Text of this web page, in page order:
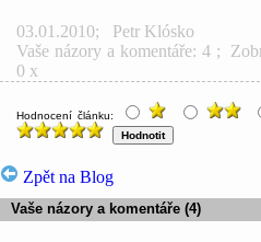
03.01.2010; Petr Klósko
Vaše názory a komentáře: 4;
0 x
Hodnocení článku:
Zpět na Blog
Vaše názory a komentáře (4)